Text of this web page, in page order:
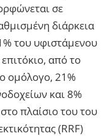
σε
διάρκεια
του υφιστάμενου
από το
ομόλογο, 21%
και 8%
πλαίσιο του του
(RRF)